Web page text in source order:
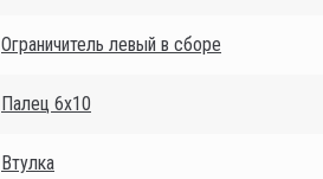
Ограничитель левый в сборе
Палец 6х10
Втулка